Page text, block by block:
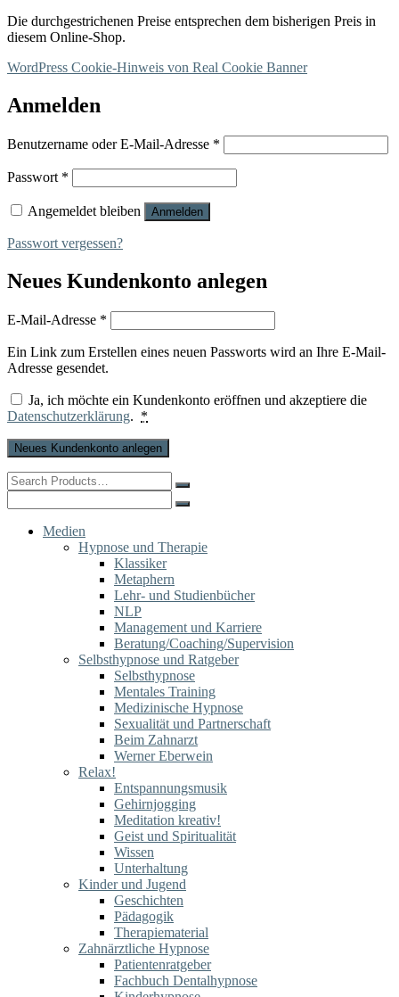
Die durchgestrichenen Preise entsprechen dem bisherigen Preis in
diesem Online-Shop.
WordPress Cookie-Hinweis von Real Cookie Banner
Anmelden
Benutzername oder E-Mail-Adresse *
Passwort *
Angemeldet bleiben Anmelden
Passwort vergessen?
Neues Kundenkonto anlegen
E-Mail-Adresse *
Ein Link zum Erstellen eines neuen Passworts wird an Ihre E-Mail-
Adresse gesendet.
Ja, ich möchte ein Kundenkonto eröffnen und akzeptiere die
Datenschutzerklärung. *
Neues Kundenkonto anlegen
Search
for:
for:
Medien
Hypnose und Therapie
Klassiker
Metaphern
Lehr- und Studienbücher
NLP
Management und Karriere
Beratung/Coaching/Supervision
Selbsthypnose und Ratgeber
Selbsthypnose
Mentales Training
Medizinische Hypnose
Sexualität und Partnerschaft
Beim Zahnarzt
Werner Eberwein
Relax!
Entspannungsmusik
Gehirnjogging
Meditation kreativ!
Geist und Spiritualität
Wissen
Unterhaltung
Kinder und Jugend
Geschichten
Pädagogik
Therapiematerial
Zahnärztliche Hypnose
Patientenratgeber
Fachbuch Dentalhypnose